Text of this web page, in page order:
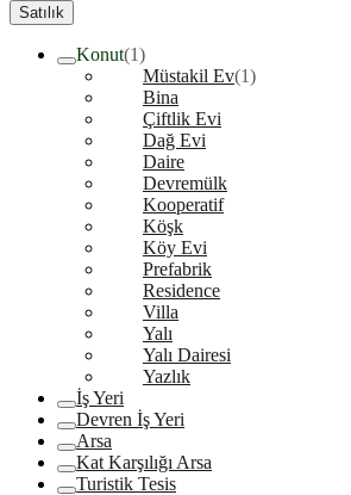
Satılık
Konut(1)
Müstakil Ev(1)
Bina
Çiftlik Evi
Dağ Evi
Daire
Devremülk
Kooperatif
Köşk
Köy Evi
Prefabrik
Residence
Villa
Yalı
Yalı Dairesi
Yazlık
İş Yeri
Devren İş Yeri
Arsa
Kat Karşılığı Arsa
Turistik Tesis